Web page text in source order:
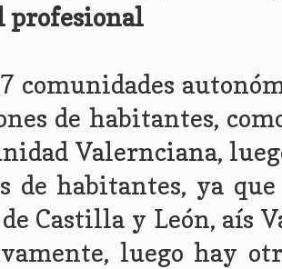
profesional
comunidades
de habitantes,
Valernciana,
de habitantes, ya
Castilla y León, aís
luego hay